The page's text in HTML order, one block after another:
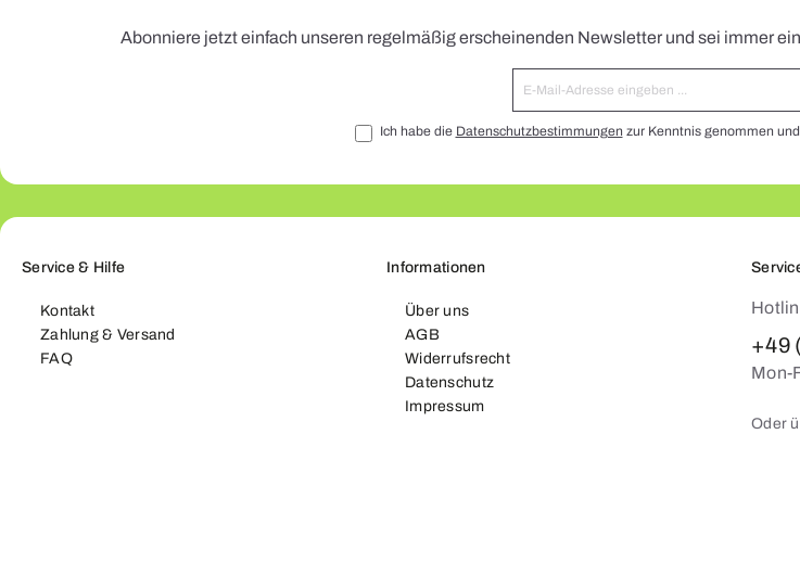
Abonniere jetzt einfach unseren regelmäßig erscheinenden Newsletter und sei immer
Ich habe die Datenschutzbestimmungen zur Kenntnis genommen
Service & Hilfe
Kontakt
Zahlung & Versand
FAQ
Informationen
Über uns
AGB
Widerrufsrecht
Datenschutz
Impressum
+49
Mon-
Oder